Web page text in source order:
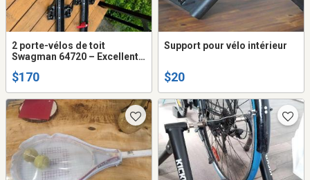
2 porte-vélos de toit
Swagman 64720 – Excellent
$170
Support pour vélo intérieur
$20